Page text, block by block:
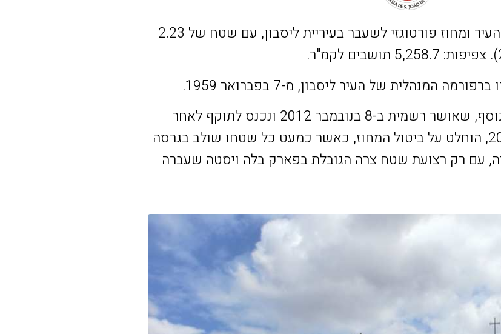
סאו ז'ואו דה בריטו הוא חלק מהעיר ומחוז פורטוגזי לשעבר בעיריית ליסבון, עם שטח של 2.23
כתוצאה מארגון מחדש מנהלי נוסף, שאושר רשמית ב-8 בנובמבר 2012 ונכנס לתוקף לאחר
הבחירות המוניציפליות של 2013, הוחלט על ביטול המחוז, כאשר כמעט כל שטחו שולב בגרסה
עם רק רצועת שטח צרה הגובלת בפארק בלה ויסטה שעברה